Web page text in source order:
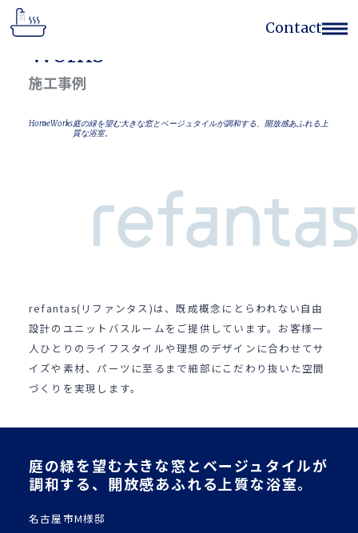
Contact
Home
Works
Concept
Contact Form
サイトのご利用個人情報の取扱
Works
施工事例
HomeWorks庭の緑を望む大きな窓とベージュタイルが調和する、開放感あふれる上
質な浴室。
refantas(リファンタス)は、既成概念にとらわれない自由
設計のユニットバスルームをご提供しています。お客様一
人ひとりのライフスタイルや理想のデザインに合わせてサ
イズや素材、パーツに至るまで細部にこだわり抜いた空間
づくりを実現します。
庭の緑を望む大きな窓とベージュタイルが
調和する、開放感あふれる上質な浴室。
名古屋市M様邸